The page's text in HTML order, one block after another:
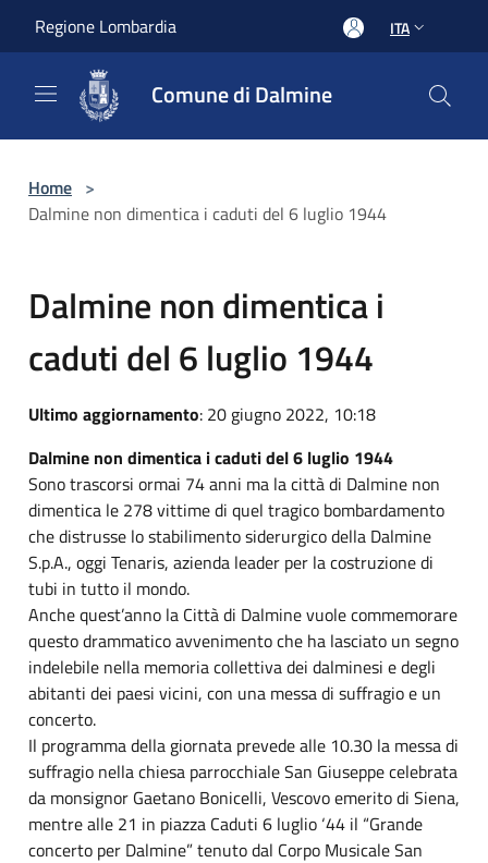
Regione Lombardia ITA
Comune di Dalmine
Home >
Dalmine non dimentica i caduti del 6 luglio 1944
Dalmine non dimentica i
caduti del 6 luglio 1944
Ultimo aggiornamento: 20 giugno 2022, 10:18
Dalmine non dimentica i caduti del 6 luglio 1944
Sono trascorsi ormai 74 anni ma la città di Dalmine non
dimentica le 278 vittime di quel tragico bombardamento
che distrusse lo stabilimento siderurgico della Dalmine
S.p.A., oggi Tenaris, azienda leader per la costruzione di
tubi in tutto il mondo.
Anche quest’anno la Città di Dalmine vuole commemorare
questo drammatico avvenimento che ha lasciato un segno
indelebile nella memoria collettiva dei dalminesi e degli
abitanti dei paesi vicini, con una messa di suffragio e un
concerto.
Il programma della giornata prevede alle 10.30 la messa di
suffragio nella chiesa parrocchiale San Giuseppe celebrata
da monsignor Gaetano Bonicelli, Vescovo emerito di Siena,
mentre alle 21 in piazza Caduti 6 luglio ‘44 il “Grande
concerto per Dalmine” tenuto dal Corpo Musicale San